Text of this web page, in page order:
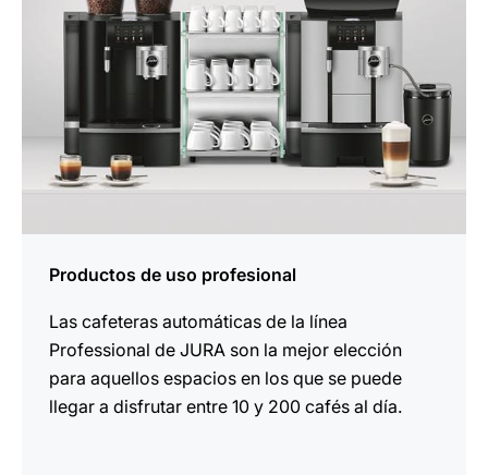
Productos de uso profesional
Las cafeteras automáticas de la línea
Professional de JURA son la mejor elección
para aquellos espacios en los que se puede
llegar a disfrutar entre 10 y 200 cafés al día.